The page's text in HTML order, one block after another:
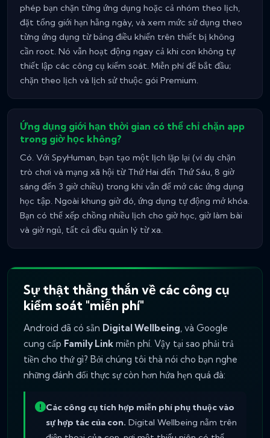
phép bạn chặn từng ứng dụng hoặc cả nhóm theo lịch,
đặt tổng giới hạn hằng ngày, và xem mức sử dụng theo
từng ứng dụng từ bảng điều khiển trên thiết bị không
cần root. Nó vẫn hoạt động ngay cả khi con không tự
thiết lập các công cụ kiểm soát. Miễn phí để bắt đầu;
chặn theo lịch và lịch sử thuộc gói Premium.
Ứng dụng giới hạn thời gian có thể chỉ chặn app
trong giờ học không?
Có. Với SpyHuman, bạn tạo một lịch lặp lại (ví dụ chặn
trò chơi và mạng xã hội từ Thứ Hai đến Thứ Sáu, 8 giờ
sáng đến 3 giờ chiều) trong khi vẫn để mở các ứng dụng
học tập. Ngoài khung giờ đó, ứng dụng tự động mở khóa.
Bạn có thể xếp chồng nhiều lịch cho giờ học, giờ làm bài
và giờ ngủ, tất cả đều quản lý từ xa.
Sự thật thẳng thắn về các công cụ
kiểm soát "miễn phí"
Android đã có sẵn Digital Wellbeing, và Google
cung cấp Family Link miễn phí. Vậy tại sao phải trả
tiền cho thứ gì? Bởi chúng tôi thà nói cho bạn nghe
những đánh đổi thực sự còn hơn hứa hẹn quá đà:
Các công cụ tích hợp miễn phí phụ thuộc vào
sự hợp tác của con. Digital Wellbeing nằm trên